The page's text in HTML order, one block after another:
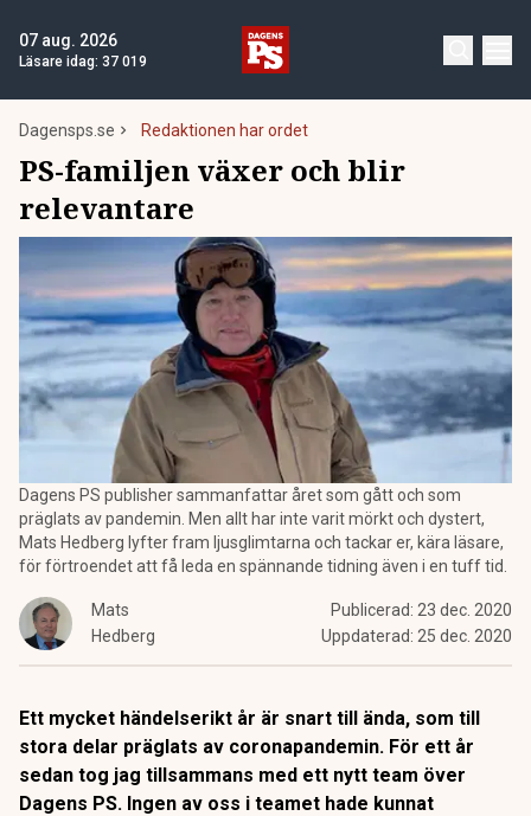
07 aug. 2026
Läsare idag: 37 019
Dagensps.se Redaktionen har ordet
PS-familjen växer och blir
relevantare
Dagens PS publisher sammanfattar året som gått och som
präglats av pandemin. Men allt har inte varit mörkt och dystert,
Mats Hedberg lyfter fram ljusglimtarna och tackar er, kära läsare,
för förtroendet att få leda en spännande tidning även i en tuff tid.
Mats
Hedberg
Publicerad: 23 dec. 2020
Uppdaterad: 25 dec. 2020
Ett mycket händelserikt år är snart till ända, som till
stora delar präglats av coronapandemin. För ett år
sedan tog jag tillsammans med ett nytt team över
Dagens PS. Ingen av oss i teamet hade kunnat